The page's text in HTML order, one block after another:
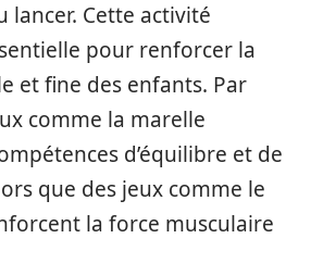
lancer. Cette activité
pour renforcer la
et fine des enfants. Par
comme la marelle
d’équilibre et de
que des jeux comme le
la force musculaire